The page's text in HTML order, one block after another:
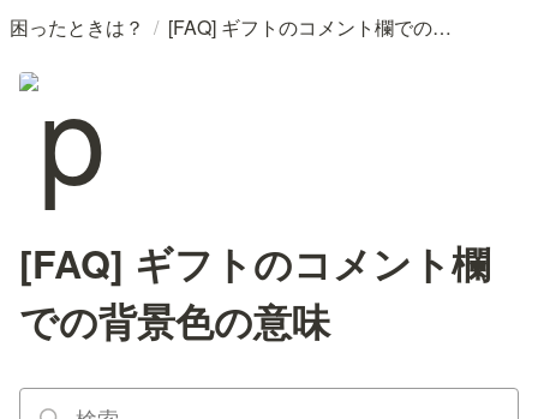
困ったときは？ / [FAQ] ギフトのコメント欄での背景色の意味
[FAQ] ギフトのコメント欄
での背景色の意味